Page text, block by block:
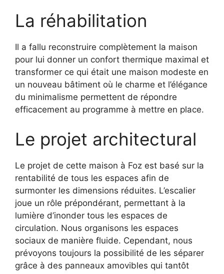
La réhabilitation
Il a fallu reconstruire complètement la maison
pour lui donner un confort thermique maximal et
transformer ce qui était une maison modeste en
un nouveau bâtiment où le charme et l’élégance
du minimalisme permettent de répondre
efficacement au programme à mettre en place.
Le projet architectural
Le projet de cette maison à Foz est basé sur la
rentabilité de tous les espaces afin de
surmonter les dimensions réduites. L’escalier
joue un rôle prépondérant, permettant à la
lumière d’inonder tous les espaces de
circulation. Nous organisons les espaces
sociaux de manière fluide. Cependant, nous
prévoyons toujours la possibilité de les séparer
grâce à des panneaux amovibles qui tantôt